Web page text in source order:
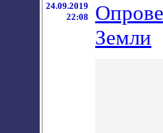
24.09.2019
22:08
Земли